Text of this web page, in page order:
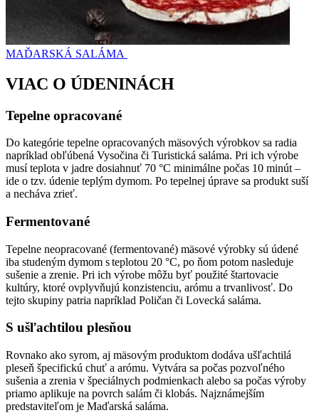
MAĎARSKÁ SALÁMA
VIAC O ÚDENINÁCH
Tepelne opracované
Do kategórie tepelne opracovaných mäsových výrobkov sa radia
napríklad obľúbená Vysočina či Turistická saláma. Pri ich výrobe
musí teplota v jadre dosiahnuť 70 °C minimálne počas 10 minút –
ide o tzv. údenie teplým dymom. Po tepelnej úprave sa produkt suší
a necháva zrieť.
Fermentované
Tepelne neopracované (fermentované) mäsové výrobky sú údené
iba studeným dymom s teplotou 20 °C, po ňom potom nasleduje
sušenie a zrenie. Pri ich výrobe môžu byť použité štartovacie
kultúry, ktoré ovplyvňujú konzistenciu, arómu a trvanlivosť. Do
tejto skupiny patria napríklad Poličan či Lovecká saláma.
S ušľachtilou plesňou
Rovnako ako syrom, aj mäsovým produktom dodáva ušľachtilá
pleseň špecifickú chuť a arómu. Vytvára sa počas pozvoľného
sušenia a zrenia v špeciálnych podmienkach alebo sa počas výroby
priamo aplikuje na povrch salám či klobás. Najznámejším
predstaviteľom je Maďarská saláma.